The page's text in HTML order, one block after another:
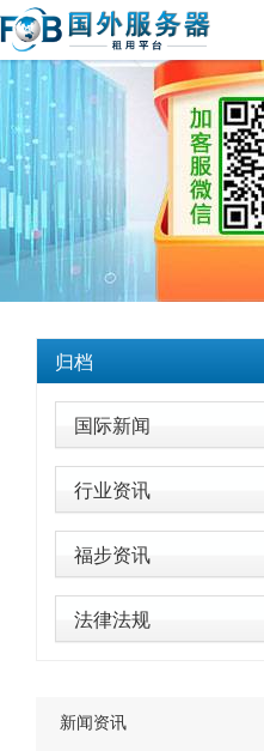
归档
国际新闻
行业资讯
福步资讯
法律法规
新闻资讯